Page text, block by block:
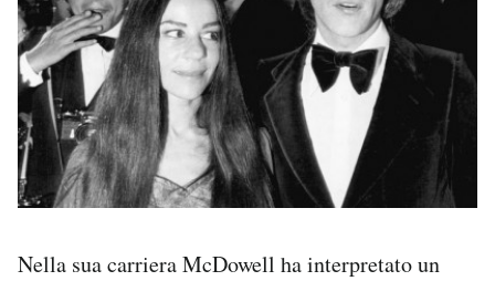
Nella sua carriera McDowell ha interpretato un